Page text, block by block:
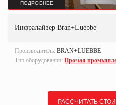
ПОДРОБНЕЕ
Инфралайзер Bran+Luebbe
Производитель: BRAN+LUEBBE
Тип оборудования: Прочая
РАССЧИТАТЬ